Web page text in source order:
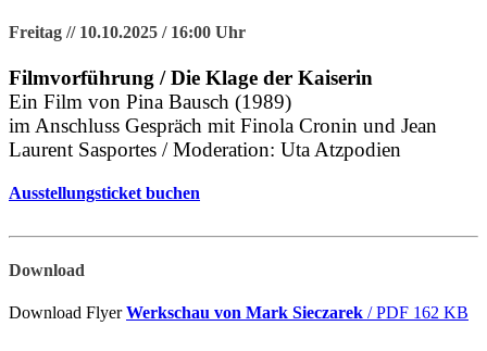
Freitag // 10.10.2025 / 16:00 Uhr
Filmvorführung / Die Klage der Kaiserin
Ein Film von Pina Bausch (1989)
im Anschluss Gespräch mit Finola Cronin und Jean
Laurent Sasportes / Moderation: Uta Atzpodien
Ausstellungsticket buchen
Download
Download FlyerWerkschau von Mark Sieczarek / PDF 162 KB